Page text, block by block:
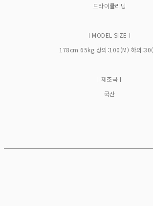
드라이클리닝
ㅣMODEL SIZEㅣ
178cm 65kg 상의:100(M) 하의
ㅣ제조국ㅣ
국산